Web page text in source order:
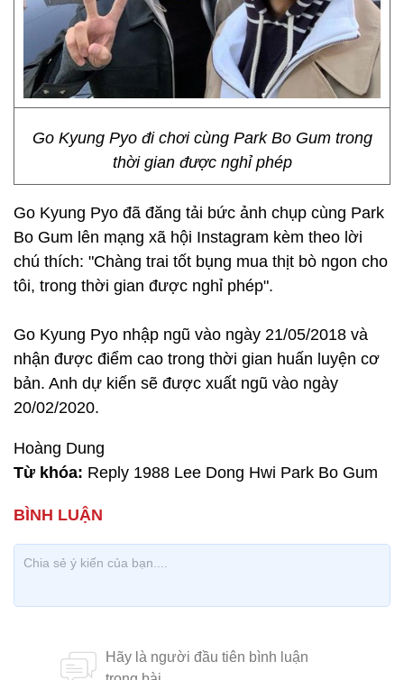
Go Kyung Pyo đi chơi cùng Park Bo Gum trong
thời gian được nghỉ phép
Go Kyung Pyo đã đăng tải bức ảnh chụp cùng Park
Bo Gum lên mạng xã hội Instagram kèm theo lời
chú thích: "Chàng trai tốt bụng mua thịt bò ngon cho
tôi, trong thời gian được nghỉ phép".
Go Kyung Pyo nhập ngũ vào ngày 21/05/2018 và
nhận được điểm cao trong thời gian huấn luyện cơ
bản. Anh dự kiến sẽ được xuất ngũ vào ngày
20/02/2020.
Hoàng Dung
Từ khóa: Reply 1988 Lee Dong Hwi Park Bo Gum